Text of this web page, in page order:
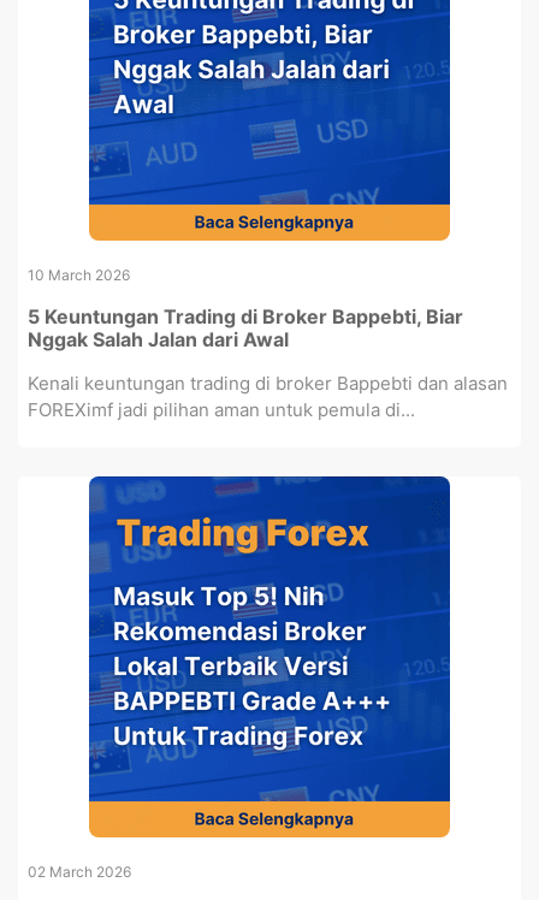
10 March 2026
5 Keuntungan Trading di Broker Bappebti, Biar
Nggak Salah Jalan dari Awal
Kenali keuntungan trading di broker Bappebti dan alasan
FOREXimf jadi pilihan aman untuk pemula di...
02 March 2026